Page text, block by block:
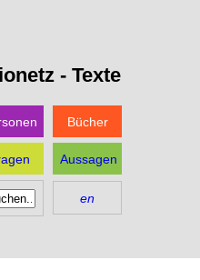
- Texte
Bücher
Aussagen
en